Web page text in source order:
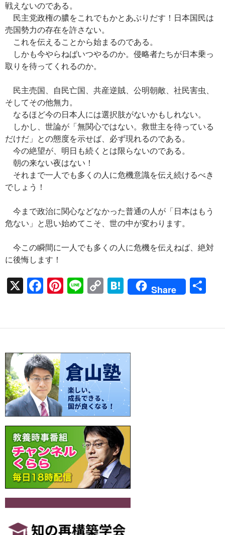
戦えないのである。
民主党政権の膿をこれでもかとあぶりだす！日本国民は
売国勢力の存在を許さない。
これを伝えることから始まるのである。
しかも今やらねばいつやるのか。侵略者たちが日本乗っ
取りを待ってくれるのか。
民主売国、自民亡国、共産逆賊、公明朝敵、社民害虫、
そしてその他無力。
なるほど今の日本人には選択肢がないかもしれない。
しかし、世論が「無関心ではない。救世主を待っている
だけだ」との態度を示せば、必ず現れるのである。
今の絶望が、明日も続くとは限らないのである。
朝の来ない夜はない！
それまで一人でも多くの人に危機意識を伝え続けるべき
でしょう！
今まで政治に関心などなかった普通の人が「日本はもう
危ない」と思い始めてこそ、世の中が変わります。
今この瞬間に一人でも多くの人に危機を伝えねば、絶対
に後悔します！
X
F
b
o
o
k
Pi
es
t
Li
C
y
Li
n
k
H
n
a
Share